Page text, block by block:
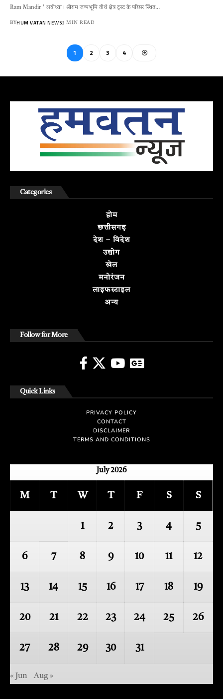
Ram Mandir ' अयोध्या। श्रीराम जन्मभूमि तीर्थ क्षेत्र ट्रस्ट के परिसर स्थित…
BYHUM VATAN NEWS3 MIN READ
1 2 3 4
Categories
होम
छत्तीसगढ़
देश – विदेश
उद्योग
खेल
मनोरंजन
लाइफस्टाइल
अन्य
Follow for More
Quick Links
PRIVACY POLICY
CONTACT
DISCLAIMER
TERMS AND CONDITIONS
July 2026
M T W T F S S
1 2 3 4 5
6 7 8 9 10 11 12
13 14 15 16 17 18 19
20 21 22 23 24 25 26
27 28 29 30 31
« Jun Aug »